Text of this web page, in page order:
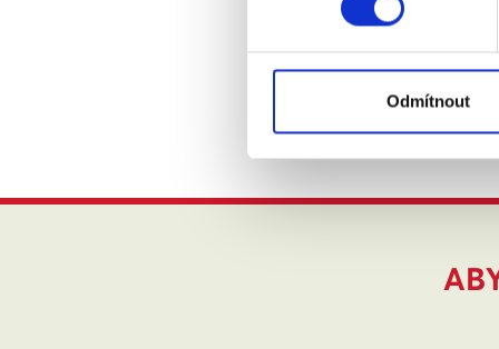
Odmítnout
Tým